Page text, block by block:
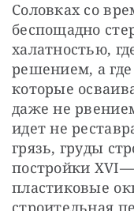
Соловках со
беспощадно
халатностью,
решением, а
которые
даже не
идет не
грязь, груды
постройки
пластиковые
строительная